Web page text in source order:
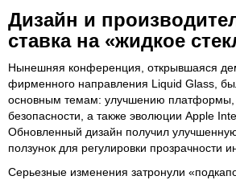
Дизайн и
ставка на «жидкое
Нынешняя конференция, открывшаяся
фирменного направления Liquid Glass,
основным темам: улучшению
безопасности, а также эволюции Apple
Обновленный дизайн получил
ползунок для регулировки прозрачности
Серьезные изменения затронули